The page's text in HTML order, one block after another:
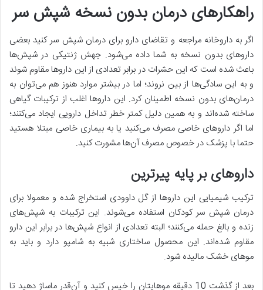
راهکارهای درمان بدون نسخه شپش سر
اگر به داروخانه مراجعه و تقاضای دارو برای درمان شپش سر کنید بعضی
داروهای بدون نسخه به شما داده می‌شود. جهش ژنتیکی در شپش‌ها
باعث شده است که این حشرات در برابر تعدادی از این داروها مقاوم شوند
و به این سادگی‌ها از بین نروند؛ اما در بیشتر موارد هنوز هم می‌توان به
درمان‌های بدون نسخه اطمینان کرد. این داروها اغلب از ترکیبات گیاهی
ساخته شده‌اند و به همین دلیل کمتر خطر تداخل دارویی ایجاد می‌کنند؛
اما اگر داروهای خاصی مصرف می‌کنید یا به بیماری خاصی مبتلا هستید
حتما با پزشک در خصوص مصرف آن‌ها مشورت کنید.
داروهای بر پایه پیرترین
ترکیب شیمیایی این داروها از گل داوودی استخراج شده و معمولا برای
درمان شپش سر کودکان استفاده می‌شوند. این ترکیبات به شپش‌های
زنده و بالغ حمله می‌کنند؛ البته تعدادی از انواع شپش‌ها در برابر این دارو
مقاوم شده‌اند. این محصول ساختاری شبیه به شامپو دارد و باید به
موهای خشک مالیده شود.
بعد از گذشت 10 دقیقه موهایتان را خیس کنید و آن‌قدر ماساژ دهید تا